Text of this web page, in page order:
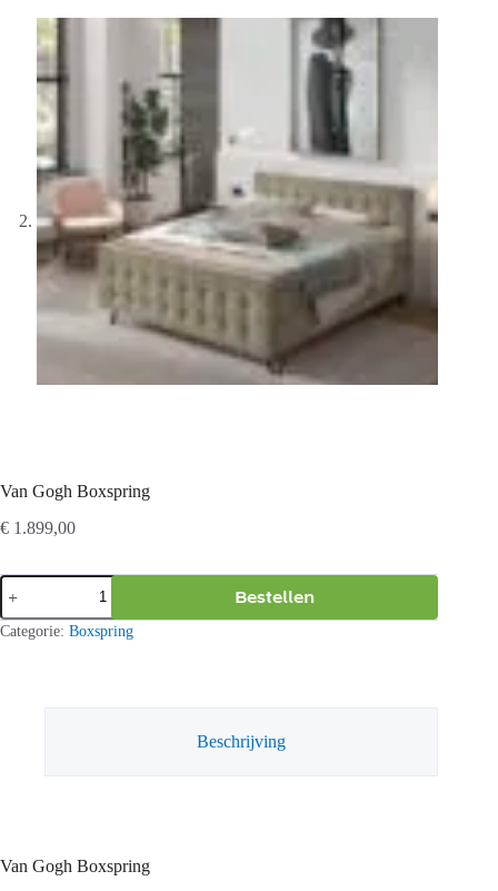
Van Gogh Boxspring
€ 1.899,00
Van
Gogh
Boxspring
aantal
Bestellen
Categorie: Boxspring
Beschrijving
Van Gogh Boxspring